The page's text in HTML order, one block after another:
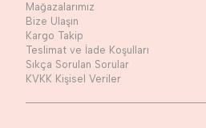
Mağazalarımız
Bize Ulaşın
Kargo Takip
Teslimat ve İade Koşulları
Sıkça Sorulan Sorular
KVKK Kişisel Veriler